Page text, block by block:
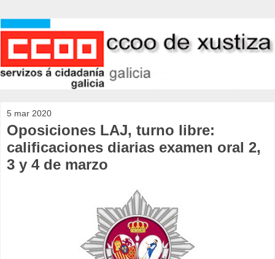
5 mar 2020
Oposiciones LAJ, turno libre:
calificaciones diarias examen oral 2,
3 y 4 de marzo